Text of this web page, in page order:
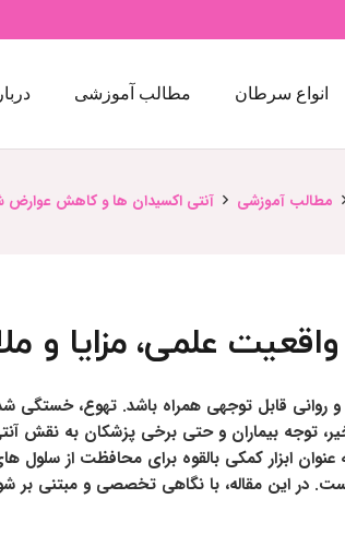
انواع سرطان مطالب آموزشی
مطالب آموزشی آنتی اکسیدان ها و کاهش عوارض
علمی، مزایا و
قابل توجهی همراه باشد. تهوع، خستگی
توجه بیماران و حتی برخی پزشکان به نقش
ابزار کمکی بالقوه برای محافظت از سلول
در این مقاله، با نگاهی تخصصی و مبتنی بر